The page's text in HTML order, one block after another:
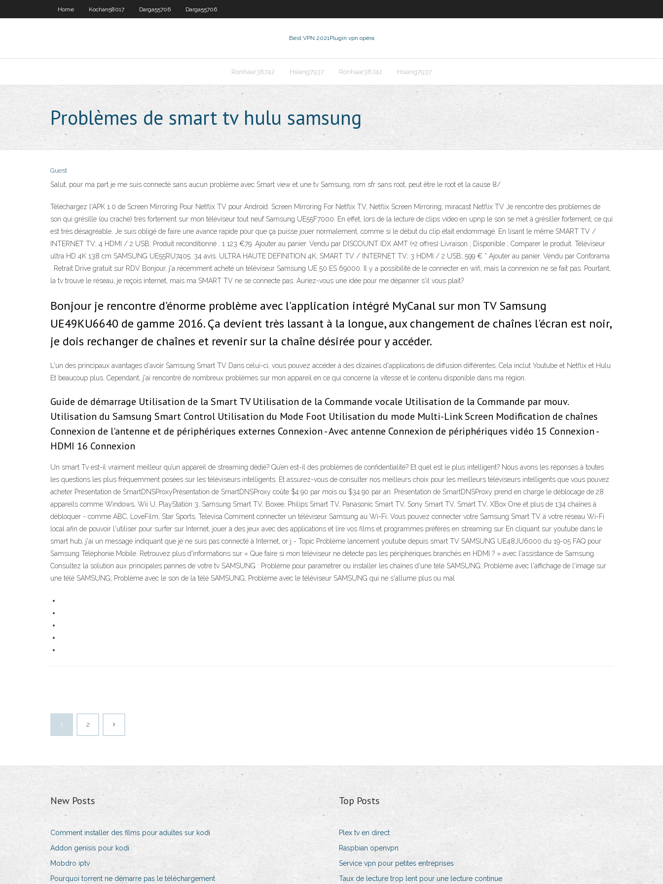
Home Kochan58017 Darga55706 Darga55706
Best VPN 2021Plugin vpn opéra
Ronhaar38742 Hsiang7937 Ronhaar38742 Hsiang7937
Problèmes de smart tv hulu samsung
Guest
Salut, pour ma part je me suis connecté sans aucun problème avec Smart view et une tv Samsung, rom sfr sans root, peut être le root et la cause 8/
Téléchargez l'APK 1.0 de Screen Mirroring Pour Netflix TV pour Android. Screen Mirroring For Netflix TV, Netflix Screen Mirroring, miracast Netflix TV Je rencontre des problèmes de
son qui grésille (ou crache) très fortement sur mon téléviseur tout neuf Samsung UE55F7000. En effet, lors de la lecture de clips video en upnp le son se met à grésiller fortement, ce qui
est très désagréable. Je suis obligé de faire une avance rapide pour que ça puisse jouer normalement, comme si le début du clip était endommagé. En lisant le même SMART TV /
INTERNET TV; 4 HDMI / 2 USB; Produit reconditionné . 1 123 €79. Ajouter au panier. Vendu par DISCOUNT IDX AMT (+2 offres) Livraison ; Disponible ; Comparer le produit. Téléviseur
ultra HD 4K 138 cm SAMSUNG UE55RU7405. 34 avis. ULTRA HAUTE DEFINITION 4K; SMART TV / INTERNET TV; 3 HDMI / 2 USB; 599 € * Ajouter au panier. Vendu par Conforama
. Retrait Drive gratuit sur RDV Bonjour, j'a récemment acheté un téléviseur Samsung UE 50 ES 69000. Il y a possibilité de le connecter en wifi, mais la connexion ne se fait pas. Pourtant,
la tv trouve le réseau, je reçois internet, mais ma SMART TV ne se connecte pas. Auriez-vous une idée pour me dépanner s'il vous plait?
Bonjour je rencontre d'énorme problème avec l'application intégré MyCanal sur mon TV Samsung
UE49KU6640 de gamme 2016. Ça devient très lassant à la longue, aux changement de chaînes l'écran est noir,
je dois rechanger de chaînes et revenir sur la chaîne désirée pour y accéder.
L'un des principaux avantages d'avoir Samsung Smart TV Dans celui-ci, vous pouvez accéder à des dizaines d'applications de diffusion différentes. Cela inclut Youtube et Netflix et Hulu
Et beaucoup plus. Cependant, j'ai rencontré de nombreux problèmes sur mon appareil en ce qui concerne la vitesse et le contenu disponible dans ma région.
Guide de démarrage Utilisation de la Smart TV Utilisation de la Commande vocale Utilisation de la Commande par mouv.
Utilisation du Samsung Smart Control Utilisation du Mode Foot Utilisation du mode Multi-Link Screen Modification de chaînes
Connexion de l'antenne et de périphériques externes Connexion - Avec antenne Connexion de périphériques vidéo 15 Connexion -
HDMI 16 Connexion
Un smart Tv est-il vraiment meilleur qu’un appareil de streaming dédié? Qu’en est-il des problèmes de confidentialité? Et quel est le plus intelligent? Nous avons les réponses à toutes
les questions les plus fréquemment posées sur les téléviseurs intelligents. Et assurez-vous de consulter nos meilleurs choix pour les meilleurs téléviseurs intelligents que vous pouvez
acheter Présentation de SmartDNSProxyPrésentation de SmartDNSProxy coûte $4.90 par mois ou $34.90 par an. Présentation de SmartDNSProxy prend en charge le déblocage de 28
appareils comme Windows, Wii U, PlayStation 3, Samsung Smart TV, Boxee, Philips Smart TV, Panasonic Smart TV, Sony Smart TV, Smart TV, XBox One et plus de 134 chaînes à
débloquer - comme ABC, LoveFilm, Star Sports, Televisa Comment connecter un téléviseur Samsung au Wi-Fi. Vous pouvez connecter votre Samsung Smart TV à votre réseau Wi-Fi
local afin de pouvoir l'utiliser pour surfer sur Internet, jouer à des jeux avec des applications et lire vos films et programmes préférés en streaming sur En cliquant sur youtube dans le
smart hub, j'ai un message indiquant que je ne suis pas connecté à Internet, or j - Topic Problème lancement youtube depuis smart TV SAMSUNG UE48JU6000 du 19-05 FAQ pour
Samsung Téléphonie Mobile. Retrouvez plus d'informations sur « Que faire si mon téléviseur ne détecte pas les périphériques branchés en HDMI ? » avec l'assistance de Samsung.
Consultez la solution aux principales pannes de votre tv SAMSUNG : Problème pour paramétrer ou installer les chaînes d'une télé SAMSUNG; Problème avec l'affichage de l'image sur
une télé SAMSUNG; Problème avec le son de la télé SAMSUNG; Problème avec le téléviseur SAMSUNG qui ne s'allume plus ou mal
1 2
New Posts
Comment installer des films pour adultes sur kodi
Addon genisis pour kodi
Mobdro iptv
Pourquoi torrent ne démarre pas le téléchargement
Top Posts
Plex tv en direct
Raspbian openvpn
Service vpn pour petites entreprises
Taux de lecture trop lent pour une lecture continue